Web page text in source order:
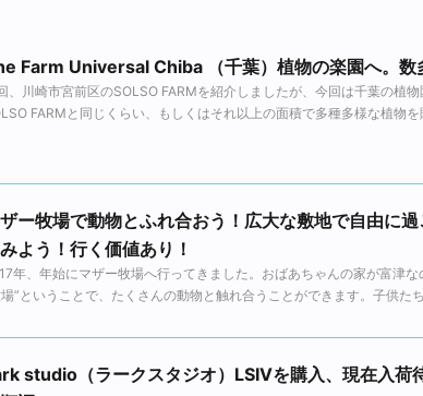
Farm Universal Chiba （千葉）植物の楽園へ。数
、川崎市宮前区のSOLSO FARMを紹介しましたが、今回は千葉の植物
FARMと同じくらい、もしくはそれ以上の面積で多種多様な植物
ー牧場で動物とふれ合おう！広大な敷地で自由に
よう！行く価値あり！
年、年始にマザー牧場へ行ってきました。おばあちゃんの家が富津な
場”ということで、たくさんの動物と触れ合うことができます。子供た
studio（ラークスタジオ）LSIVを購入、現在入荷